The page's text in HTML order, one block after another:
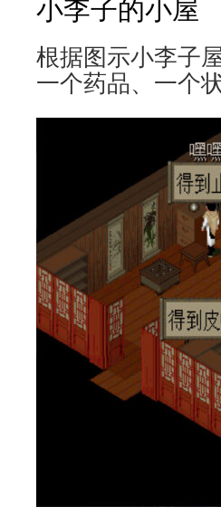
小李子的小屋
根据图示小李子
一个药品、一个